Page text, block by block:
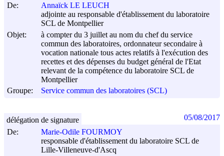
De:
Annaïck LE LEUCH
adjointe au responsable d'établissement du laboratoire
SCL de Montpellier
Objet:
à compter du 3 juillet au nom du chef du service
commun des laboratoires, ordonnateur secondaire à
vocation nationale tous actes relatifs à l'exécution des
recettes et des dépenses du budget général de l'Etat
relevant de la compétence du laboratoire SCL de
Montpellier
Groupe:
Service commun des laboratoires (SCL)
De:
Marie-Odile FOURMOY
responsable d'établissement du laboratoire SCL de
Lille-Villeneuve-d'Ascq
délégation de signature 05/08/2017